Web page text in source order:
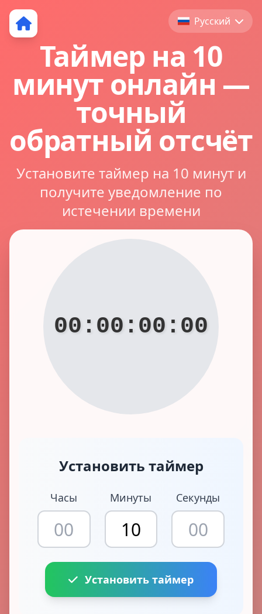
Русский
Таймер на 10
минут онлайн —
точный
обратный отсчёт
Установите таймер на 10 минут и
получите уведомление по
истечении времени
00:00:00:00
Установить таймер
Часы Минуты Секунды
Установить таймер